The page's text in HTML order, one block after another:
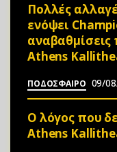
Πολλές
ενόψει
Athens
ΠΟΔΟΣΦΑΙΡΟ 09/
Ο λόγος που
Athens